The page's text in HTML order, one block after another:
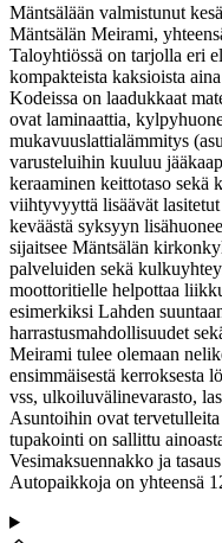
Mäntsälään valmistunut
Mäntsälän Meirami,
Taloyhtiössä on tarjolla eri
kompakteista kaksioista
Kodeissa on laadukkaat
ovat laminaattia,
mukavuuslattialämmitys
varusteluihin kuuluu
keraaminen keittotaso sekä
viihtyvyyttä lisäävät
keväästä syksyyn
sijaitsee Mäntsälän
palveluiden sekä
moottoritielle helpottaa
esimerkiksi Lahden
harrastusmahdollisuudet
Meirami tulee olemaan
ensimmäisestä kerroksesta
vss, ulkoiluvälinevarasto,
Asuntoihin ovat
tupakointi on sallittu
Vesimaksuennakko ja
Autopaikkoja on yhteensä